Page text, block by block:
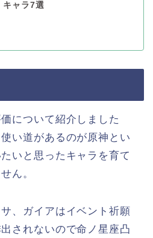
キャラ7選
について紹介しました
い道があるのが原神とい
いと思ったキャラを育て
ん。
、ガイアはイベント祈願
出されないので命ノ星座凸